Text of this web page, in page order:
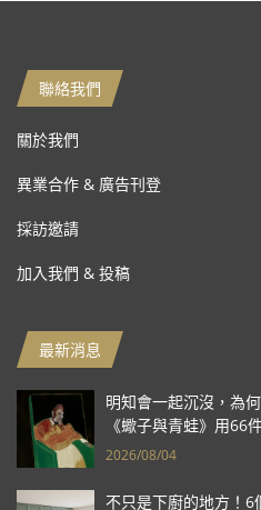
聯絡我們
關於我們
異業合作 & 廣告刊登
採訪邀請
加入我們 & 投稿
最新消息
明知會一起沉沒，為
《蠍子與青蛙》用66
2026/08/04
不只是下廚的地方！